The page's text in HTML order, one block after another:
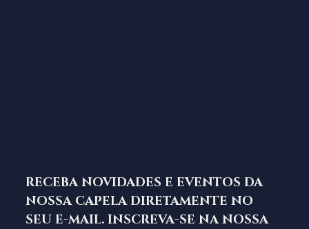
RECEBA NOVIDADES E EVENTOS DA
NOSSA CAPELA DIRETAMENTE NO
SEU E-MAIL. INSCREVA-SE NA NOSSA